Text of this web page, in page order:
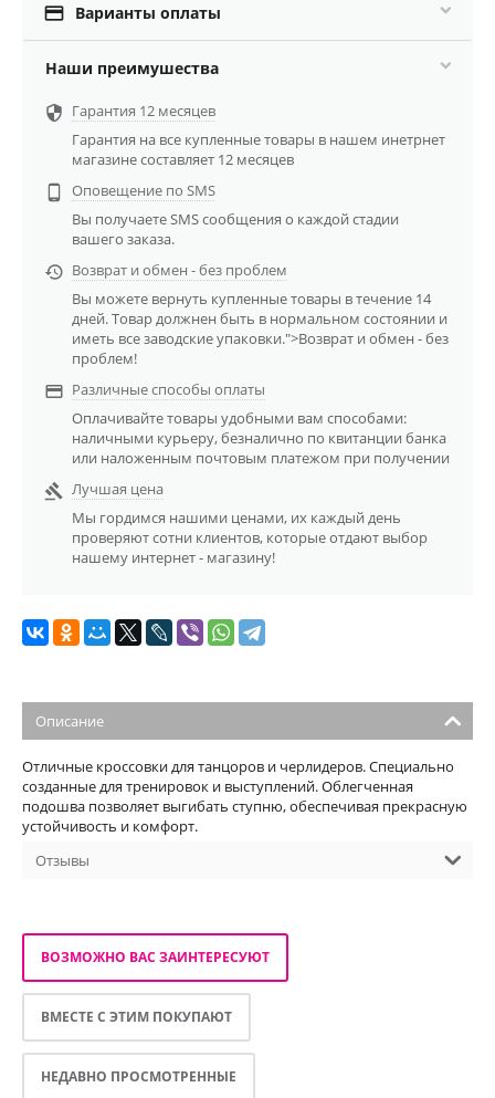
 Варианты оплаты
Наши преимушества
 Гарантия 12 месяцев
Гарантия на все купленные товары в нашем инетрнет
магазине составляет 12 месяцев

Оповещение по SMS
Вы получаете SMS сообщения о каждой стадии
вашего заказа.
 Возврат и обмен - без проблем
Вы можете вернуть купленные товары в течение 14
дней. Товар должнен быть в нормальном состоянии и
иметь все заводские упаковки.">Возврат и обмен - без
проблем!
 Различные способы оплаты
Оплачивайте товары удобными вам способами:
наличными курьеру, безналично по квитанции банка
или наложенным почтовым платежом при получении

Лучшая цена
Мы гордимся нашими ценами, их каждый день
проверяют сотни клиентов, которые отдают выбор
нашему интернет - магазину!
Описание
Отличные кроссовки для танцоров и черлидеров. Специально
созданные для тренировок и выступлений. Облегченная
подошва позволяет выгибать ступню, обеспечивая прекрасную
устойчивость и комфорт.
Отзывы
ВОЗМОЖНО ВАС ЗАИНТЕРЕСУЮТ
ВМЕСТЕ С ЭТИМ ПОКУПАЮТ
НЕДАВНО ПРОСМОТРЕННЫЕ